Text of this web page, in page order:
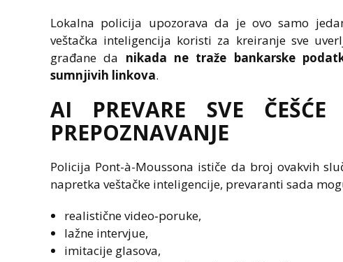
Lokalna policija upozorava da je ovo samo
veštačka inteligencija koristi za kreiranje sve
građane da nikada ne traže bankarske
sumnjivih linkova.
AI PREVARE SVE
PREPOZNAVANJE
Policija Pont-à-Moussona ističe da broj ovakvih
napretka veštačke inteligencije, prevaranti sada
realistične video‑poruke,
lažne intervjue,
imitacije glasova,